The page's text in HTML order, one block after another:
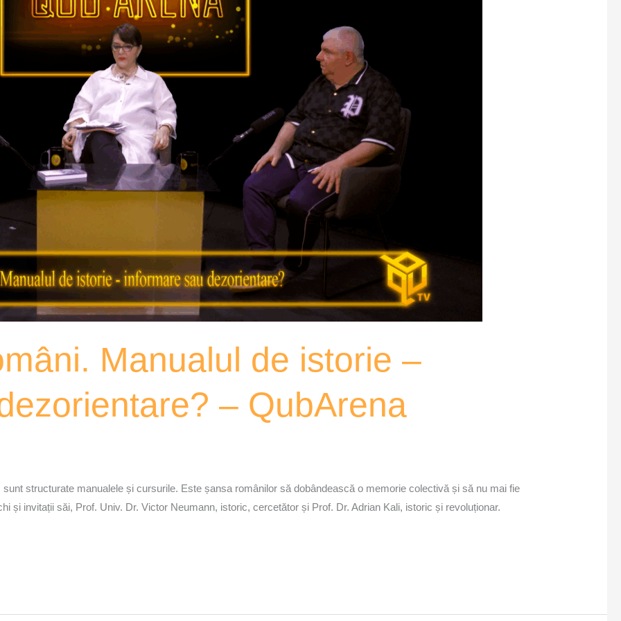
Manualul de istorie –
– QubArena
structurate manualele și cursurile. Este șansa românilor să dobândească o memorie colectivă și să nu mai fie
și invitații săi, Prof. Univ. Dr. Victor Neumann, istoric, cercetător și Prof. Dr. Adrian Kali, istoric și revoluționar.